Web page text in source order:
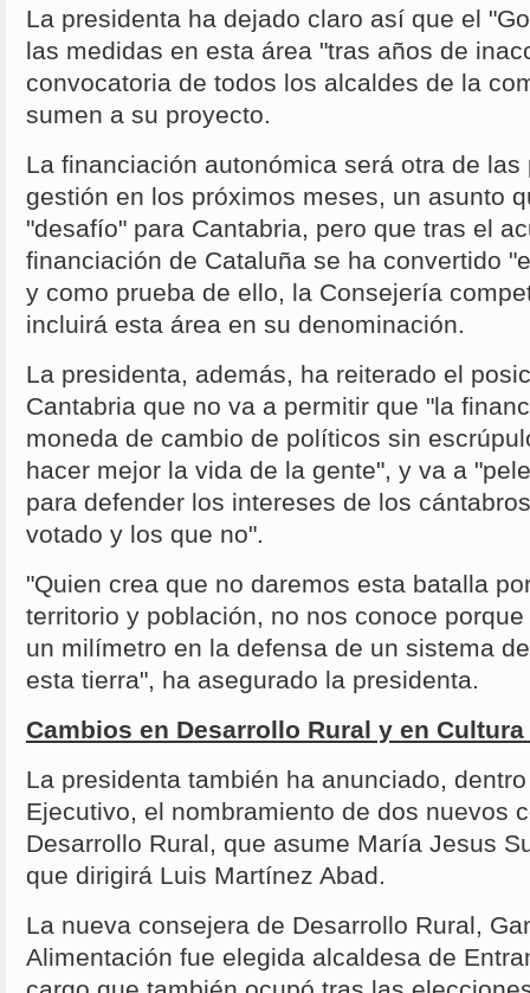
La presidenta ha dejado claro así que el
las medidas en esta área "tras años de
convocatoria de todos los alcaldes de la
sumen a su proyecto.
La financiación autonómica será otra de
gestión en los próximos meses, un asunto
"desafío" para Cantabria, pero que tras el
financiación de Cataluña se ha convertido
y como prueba de ello, la Consejería
incluirá esta área en su denominación.
La presidenta, además, ha reiterado el
Cantabria que no va a permitir que "la
moneda de cambio de políticos sin
hacer mejor la vida de la gente", y va a
para defender los intereses de los
votado y los que no".
"Quien crea que no daremos esta batalla
territorio y población, no nos conoce
un milímetro en la defensa de un sistema
esta tierra", ha asegurado la presidenta.
Cambios en Desarrollo Rural y en Cultura
La presidenta también ha anunciado,
Ejecutivo, el nombramiento de dos nuevos
Desarrollo Rural, que asume María Jesus
que dirigirá Luis Martínez Abad.
La nueva consejera de Desarrollo Rural,
Alimentación fue elegida alcaldesa de